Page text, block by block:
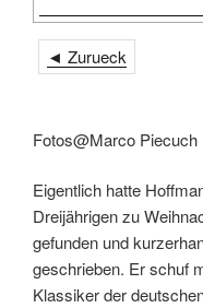
◄ Zurueck
Fotos@Marco Piecuch
Eigentlich hatte
Dreijährigen zu
gefunden und
geschrieben. Er schuf
Klassiker der